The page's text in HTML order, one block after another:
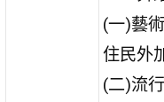
(一)藝
住民外
(二)流